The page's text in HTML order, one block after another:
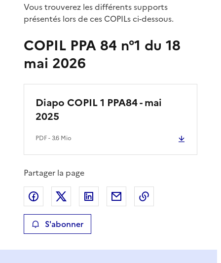
Vous trouverez les différents supports
présentés lors de ces COPILs ci-dessous.
COPIL PPA 84 n°1 du 18
mai 2026
Diapo COPIL 1 PPA84 - mai
2025
PDF- 3.6 Mio
Partager la page
Partager sur Facebook
Partager sur XPartager sur LinkedIn
Partager par email
S'abonner